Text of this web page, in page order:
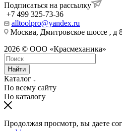
Подписаться на рассылку
+7 499 325-73-36
alltoolpro@yandex.ru
Москва, Дмитровское шоссе , д
2026 © ООО «Красмеханика»
Найти
Каталог
По всему сайту
По каталогу
Продолжая просмотр, вы даете